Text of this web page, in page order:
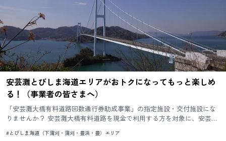
安芸灘とびしま海道エリアがおトクになってもっと楽しめ
る！（事業者の皆さまへ）
「安芸灘大橋有料道路回数通行券助成事業」の指定施設・交付施設にな
りませんか？ 安芸灘大橋有料道路を現金で利用する方を対象に、安芸灘
#とびしま海道（下蒲刈・蒲刈・豊浜・豊）エリア